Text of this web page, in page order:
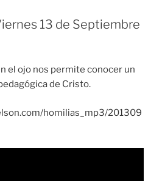
13 de Septiembre
el ojo nos permite conocer un
de Cristo.
homilias_mp3/201309